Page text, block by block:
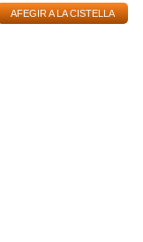
AFEGIR A LA CISTELLA